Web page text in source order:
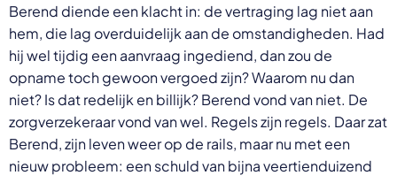
Berend diende een klacht in: de vertraging lag niet aan
hem, die lag overduidelijk aan de omstandigheden. Had
hij wel tijdig een aanvraag ingediend, dan zou de
opname toch gewoon vergoed zijn? Waarom nu dan
niet? Is dat redelijk en billijk? Berend vond van niet. De
zorgverzekeraar vond van wel. Regels zijn regels. Daar zat
Berend, zijn leven weer op de rails, maar nu met een
nieuw probleem: een schuld van bijna veertienduizend